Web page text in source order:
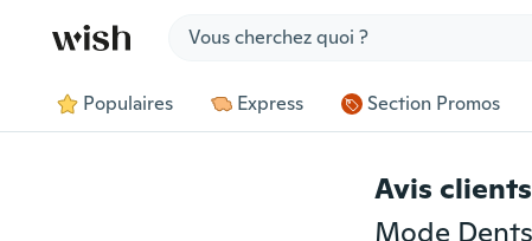
Populaires Express Section Promos
Avis clients